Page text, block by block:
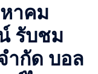
าคม
รับชม
ำกัด บอล